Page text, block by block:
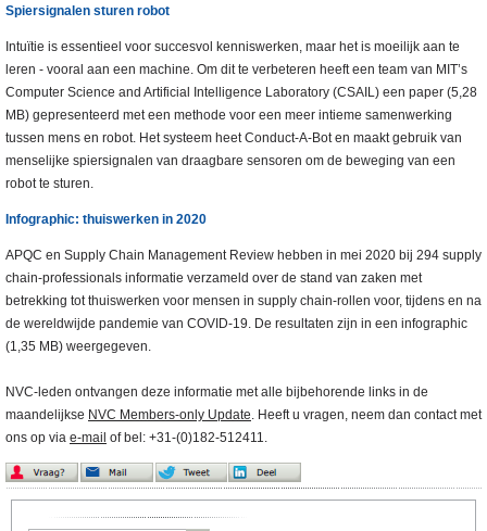
Spiersignalen sturen robot
Intuïtie is essentieel voor succesvol kenniswerken, maar het is moeilijk aan te
leren - vooral aan een machine. Om dit te verbeteren heeft een team van MIT’s
Computer Science and Artificial Intelligence Laboratory (CSAIL) een paper (5,28
MB) gepresenteerd met een methode voor een meer intieme samenwerking
tussen mens en robot. Het systeem heet Conduct-A-Bot en maakt gebruik van
menselijke spiersignalen van draagbare sensoren om de beweging van een
robot te sturen.
Infographic: thuiswerken in 2020
APQC en Supply Chain Management Review hebben in mei 2020 bij 294 supply
chain-professionals informatie verzameld over de stand van zaken met
betrekking tot thuiswerken voor mensen in supply chain-rollen voor, tijdens en na
de wereldwijde pandemie van COVID-19. De resultaten zijn in een infographic
(1,35 MB) weergegeven.
NVC-leden ontvangen deze informatie met alle bijbehorende links in de
maandelijkse NVC Members-only Update. Heeft u vragen, neem dan contact met
ons op via e-mail of bel: +31-(0)182-512411.